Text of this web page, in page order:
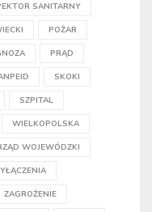
SANITARNY
POŻAR
PRĄD
SKOKI
SZPITAL
WIELKOPOLSKA
WOJEWÓDZKI
ZAGROŻENIE